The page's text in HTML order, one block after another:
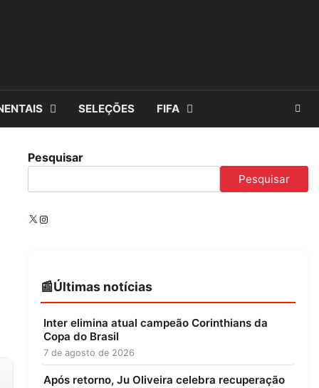
SELEÇÕES FIFA
Pesquisar
Pesquisar
X Instagram
Últimas notícias
Inter elimina atual campeão Corinthians da
Copa do Brasil
7 de agosto de 2026
Após retorno, Ju Oliveira celebra recuperação